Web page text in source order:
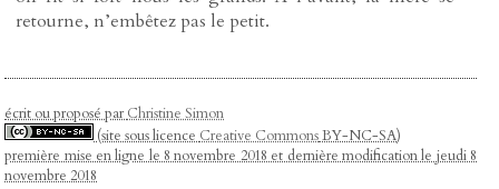
retourne, n’embêtez pas le petit.
écrit ou proposé parChristine Simon
(site sous licence Creative CommonsBY-NC-SA)
première mise en ligne le 8 novembre 2018 et dernière modification le jeudi 8
novembre 2018